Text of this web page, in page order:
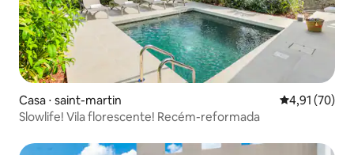
Casa ⋅ saint-martin 4,91 de uma
4,91 (70)
Slowlife! Vila florescente! Recém-reformada